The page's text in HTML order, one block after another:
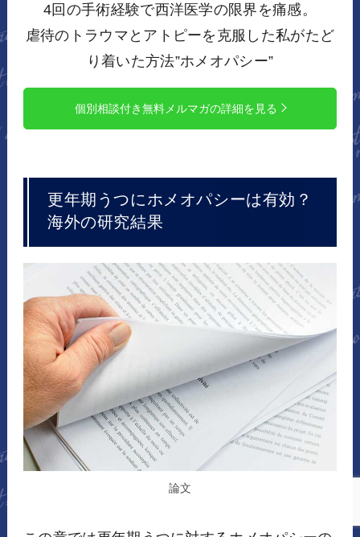
4回の手術経験で西洋医学の限界を痛感。
虐待のトラウマとアトピーを克服した私がたど
り着いた方法”ホメオパシー”
個別相談付き無料メルマガの詳細を見る
更年期うつにホメオパシーは有効？
海外の研究結果
論文